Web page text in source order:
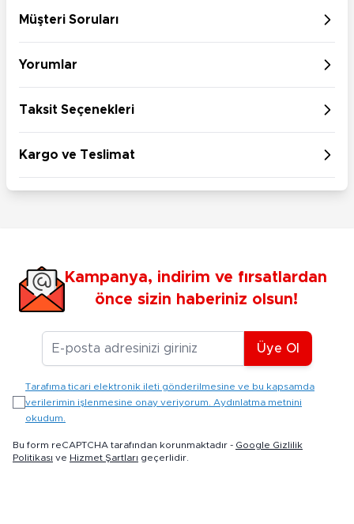
Müşteri Soruları
Yorumlar
Taksit Seçenekleri
Kargo ve Teslimat
Kampanya, indirim ve fırsatlardan
önce sizin haberiniz olsun!
E-posta Adresiniz
Üye Ol
Tarafıma ticari elektronik ileti gönderilmesine ve bu kapsamda
verilerimin işlenmesine onay veriyorum. Aydınlatma metnini
okudum.
Bu form reCAPTCHA tarafından korunmaktadır - Google Gizlilik
Politikası ve Hizmet Şartları geçerlidir.